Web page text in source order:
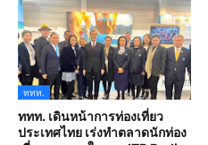
ททท.
ททท. เดินหน้าการท่องเที่ยว
ประเทศไทย เร่งทำตลาดนักท่อง